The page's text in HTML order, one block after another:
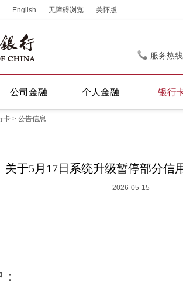
English 无障碍浏览 关怀版
服务热
公司金融 个人金融 银行
卡 > 公告信息
关于5月17日系统升级暂停部分信
2026-05-15